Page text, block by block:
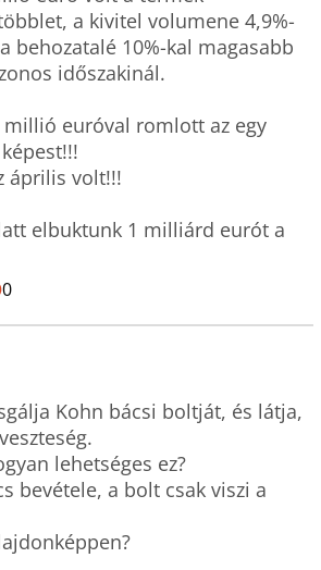
a kivitel volumene 4,9%-
behozatalé 10%-kal magasabb
időszakinál.
millió euróval romlott az egy
április volt!!!
elbuktunk 1 milliárd eurót a
0
Kohn bácsi boltját, és látja,
lehetséges ez?
bevétele, a bolt csak viszi a